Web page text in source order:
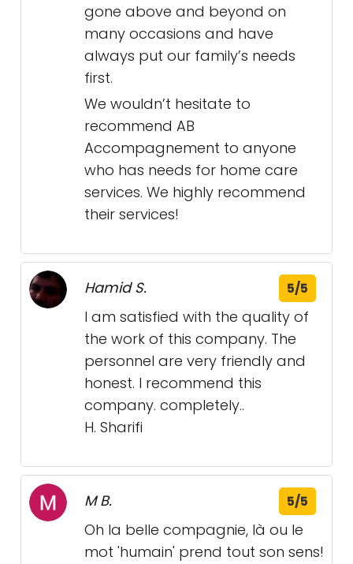
gone above and beyond on
many occasions and have
always put our family’s needs
first.
We wouldn’t hesitate to
recommend AB
Accompagnement to anyone
who has needs for home care
services. We highly recommend
their services!
Hamid S. 5/5
I am satisfied with the quality of
the work of this company. The
personnel are very friendly and
honest. I recommend this
company. completely..
H. Sharifi
M B. 5/5
Oh la belle compagnie, là ou le
mot 'humain' prend tout son sens!